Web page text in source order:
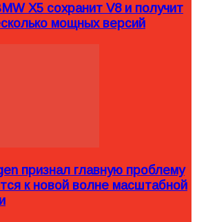
X5 сохранит V8 и получит
мощных версий
признал главную проблему
к новой волне масштабной